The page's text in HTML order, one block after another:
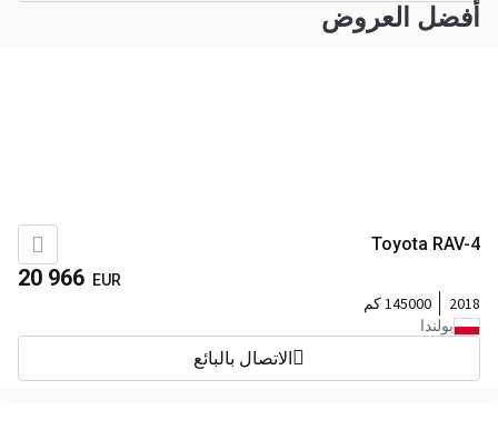
أفضل العروض
Toyota RAV-4
20 966 EUR
2018
145000 كم
بولندا
الاتصال بالبائع